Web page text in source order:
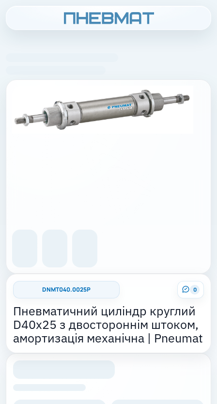
0
DNMT040.0025P
Пневматичний циліндр круглий
D40x25 з двостороннім штоком,
амортизація механічна | Pneumat